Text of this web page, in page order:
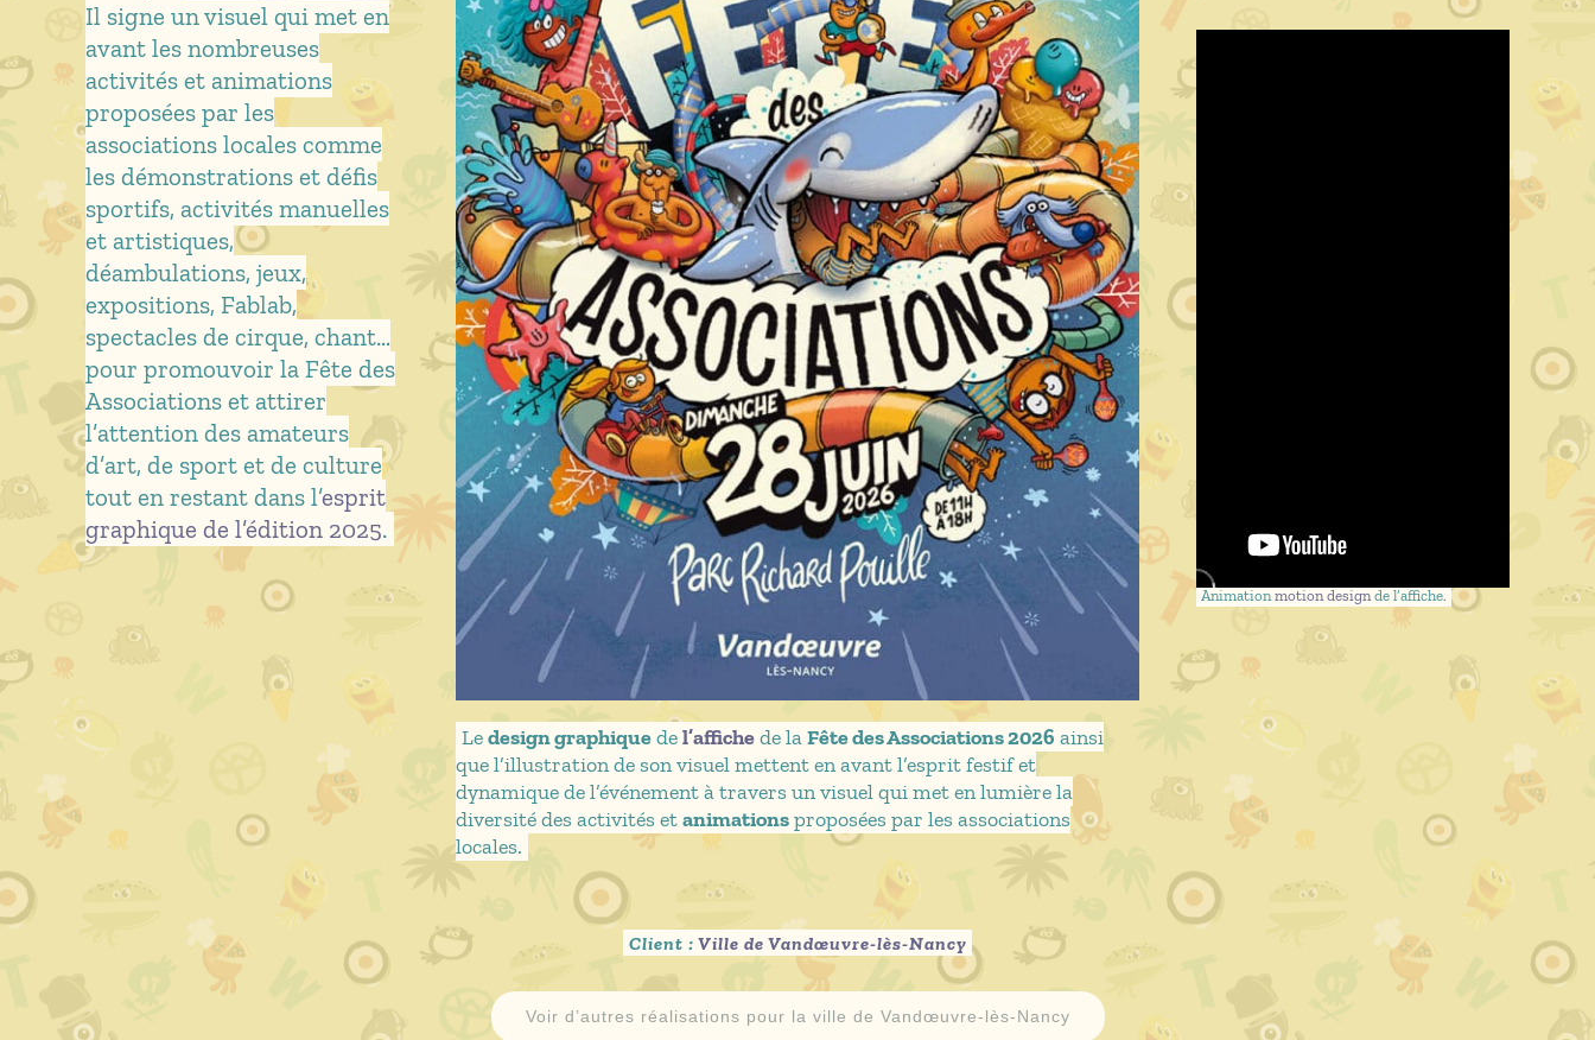
Il signe un visuel qui met en
avant les nombreuses
activités et animations
proposées par les
associations locales comme
les démonstrations et défis
sportifs, activités manuelles
et artistiques,
déambulations, jeux,
expositions, Fablab,
spectacles de cirque, chant…
pour promouvoir la Fête des
Associations et attirer
l’attention des amateurs
d’art, de sport et de culture
tout en restant dans l’esprit
graphique de l’édition 2025.
Ledesign graphiquedel’affichede laFête des Associations 2026 ainsi
que l’illustration de son visuel mettent en avant l’esprit festif et
dynamique de l’événement à travers un visuel qui met en lumière la
diversité des activités etanimationsproposées par les associations
locales.
Animationmotion designde l’affiche.
Client : Ville de Vandœuvre-lès-Nancy
Voir d’autres réalisations pour la ville de Vandœuvre-lès-Nancy